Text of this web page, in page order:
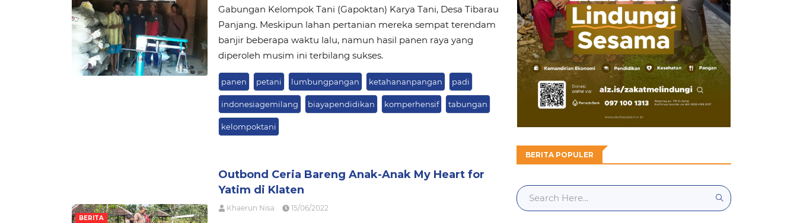
Gabungan Kelompok Tani (Gapoktan) Karya Tani, Desa Tibarau
Panjang. Meskipun lahan pertanian mereka sempat terendam
banjir beberapa waktu lalu, namun hasil panen raya yang
diperoleh musim ini terbilang sukses.
panen petani lumbungpangan ketahananpangan padi
indonesiagemilang biayapendidikan komperhensif tabungan
kelompoktani
BERITA
Outbond Ceria Bareng Anak-Anak My Heart for
Yatim di Klaten
Khaerun Nisa 15/06/2022
BERITA POPULER